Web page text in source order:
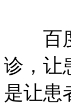
百度
诊，让
是让患